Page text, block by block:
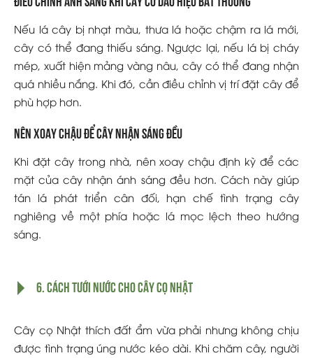
Nếu lá cây bị nhạt màu, thưa lá hoặc chậm ra lá mới,
cây có thể đang thiếu sáng. Ngược lại, nếu lá bị cháy
mép, xuất hiện mảng vàng nâu, cây có thể đang nhận
quá nhiều nắng. Khi đó, cần điều chỉnh vị trí đặt cây để
phù hợp hơn.
Nên xoay chậu để cây nhận sáng đều
Khi đặt cây trong nhà, nên xoay chậu định kỳ để các
mặt của cây nhận ánh sáng đều hơn. Cách này giúp
tán lá phát triển cân đối, hạn chế tình trạng cây
nghiêng về một phía hoặc lá mọc lệch theo hướng
sáng.
6. Cách tưới nước cho cây cọ Nhật
Cây cọ Nhật thích đất ẩm vừa phải nhưng không chịu
được tình trạng úng nước kéo dài. Khi chăm cây, người